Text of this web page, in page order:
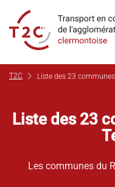
T2C chevron_right
Liste des 23
Les communes du